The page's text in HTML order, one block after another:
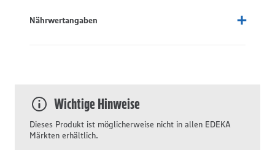
Nährwertangaben
Wichtige Hinweise
Dieses Produkt ist möglicherweise nicht in allen EDEKA
Märkten erhältlich.